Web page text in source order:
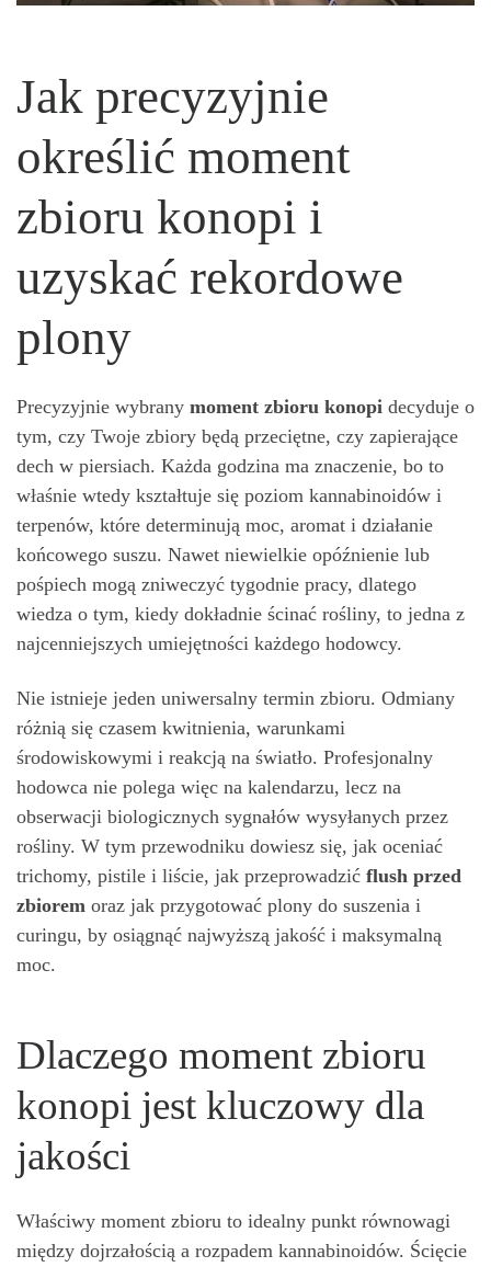
Jak precyzyjnie
określić moment
zbioru konopi i
uzyskać rekordowe
plony
Precyzyjnie wybrany moment zbioru konopi decyduje o
tym, czy Twoje zbiory będą przeciętne, czy zapierające
dech w piersiach. Każda godzina ma znaczenie, bo to
właśnie wtedy kształtuje się poziom kannabinoidów i
terpenów, które determinują moc, aromat i działanie
końcowego suszu. Nawet niewielkie opóźnienie lub
pośpiech mogą zniweczyć tygodnie pracy, dlatego
wiedza o tym, kiedy dokładnie ścinać rośliny, to jedna z
najcenniejszych umiejętności każdego hodowcy.
Nie istnieje jeden uniwersalny termin zbioru. Odmiany
różnią się czasem kwitnienia, warunkami
środowiskowymi i reakcją na światło. Profesjonalny
hodowca nie polega więc na kalendarzu, lecz na
obserwacji biologicznych sygnałów wysyłanych przez
rośliny. W tym przewodniku dowiesz się, jak oceniać
trichomy, pistile i liście, jak przeprowadzić flush przed
zbiorem oraz jak przygotować plony do suszenia i
curingu, by osiągnąć najwyższą jakość i maksymalną
moc.
Dlaczego moment zbioru
konopi jest kluczowy dla
jakości
Właściwy moment zbioru to idealny punkt równowagi
między dojrzałością a rozpadem kannabinoidów. Ścięcie